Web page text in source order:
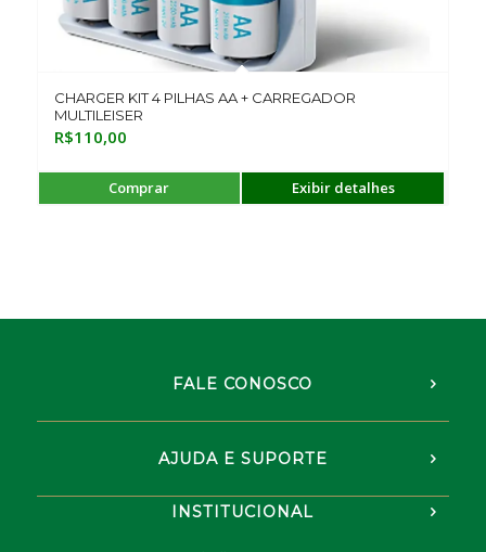
CHARGER KIT 4 PILHAS AA + CARREGADOR
MULTILEISER
R$110,00
Comprar Exibir detalhes
FALE CONOSCO
AJUDA E SUPORTE
INSTITUCIONAL